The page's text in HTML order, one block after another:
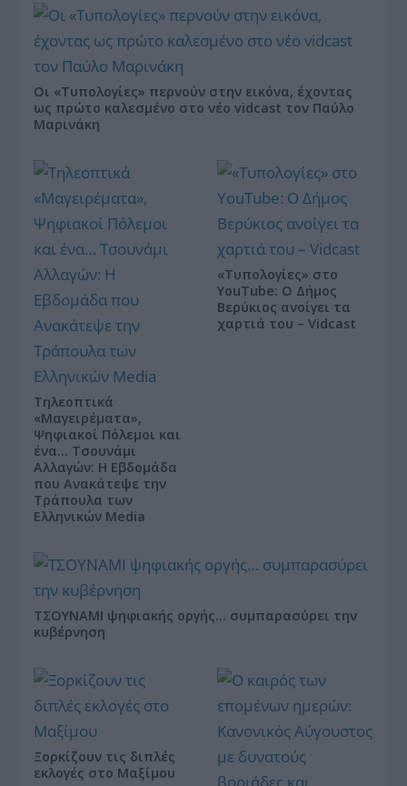
Οι «Τυπολογίες» περνούν στην εικόνα, έχοντας
ως πρώτο καλεσμένο στο νέο vidcast τον Παύλο
Μαρινάκη
Τηλεοπτικά
«Μαγειρέματα»,
Ψηφιακοί Πόλεμοι και
ένα… Τσουνάμι
Αλλαγών: Η Εβδομάδα
που Ανακάτεψε την
Τράπουλα των
Ελληνικών Media
«Τυπολογίες» στο
YouTube: Ο Δήμος
Βερύκιος ανοίγει τα
χαρτιά του – Vidcast
ΤΣΟΥΝΑΜΙ ψηφιακής οργής… συμπαρασύρει την
κυβέρνηση
Ξορκίζουν τις διπλές
εκλογές στο Μαξίμου